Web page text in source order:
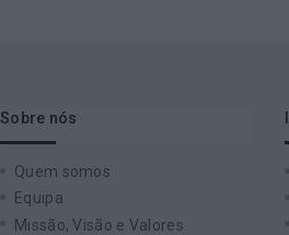
Sobre nós
Quem somos
Equipa
Missão, Visão e Valores